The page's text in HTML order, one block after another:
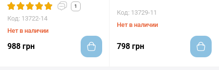
1
Код: 13722-14
Нет в наличии
988 грн
Код: 13729-11
Нет в наличии
798 грн